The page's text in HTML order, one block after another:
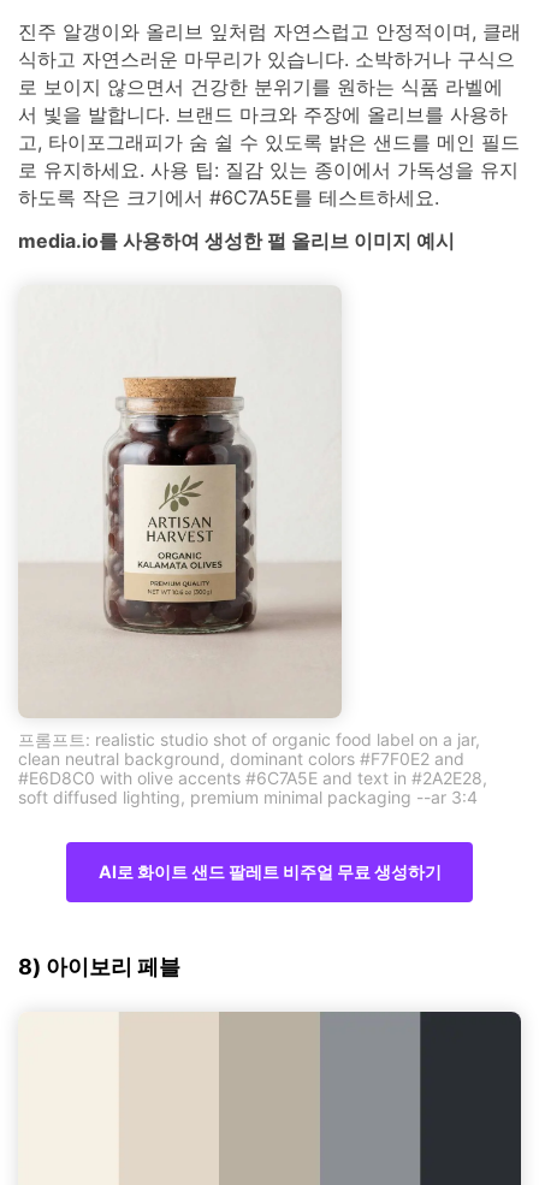
진주 알갱이와 올리브 잎처럼 자연스럽고 안정적이며, 클래
식하고 자연스러운 마무리가 있습니다. 소박하거나 구식으
로 보이지 않으면서 건강한 분위기를 원하는 식품 라벨에
서 빛을 발합니다. 브랜드 마크와 주장에 올리브를 사용하
고, 타이포그래피가 숨 쉴 수 있도록 밝은 샌드를 메인 필드
로 유지하세요. 사용 팁: 질감 있는 종이에서 가독성을 유지
하도록 작은 크기에서 #6C7A5E를 테스트하세요.
media.io를 사용하여 생성한 펄 올리브 이미지 예시
프롬프트: realistic studio shot of organic food label on a jar,
clean neutral background, dominant colors #F7F0E2 and
#E6D8C0 with olive accents #6C7A5E and text in #2A2E28,
soft diffused lighting, premium minimal packaging --ar 3:4
AI로 화이트 샌드 팔레트 비주얼 무료 생성하기
8) 아이보리 페블